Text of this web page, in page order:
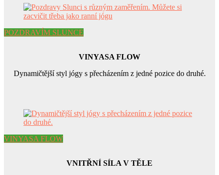
POZDRAVÍM SLUNCE
VINYASA FLOW
Dynamičtější styl jógy s přecházením z jedné pozice do druhé.
VINYASA FLOW
VNITŘNÍ SÍLA V TĚLE